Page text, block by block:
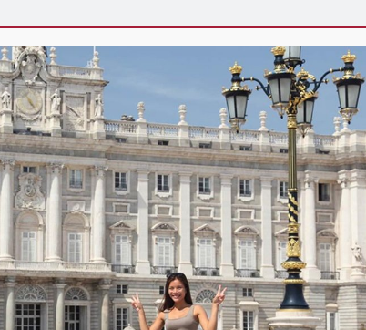
no se abonará este suplemento.
del año, ofrece a los pasajeros que ya hayan viajado
a nuestro Club de Pasajeros (cuya obtención se
en "Mi viaje") o los que estén en luna de miel